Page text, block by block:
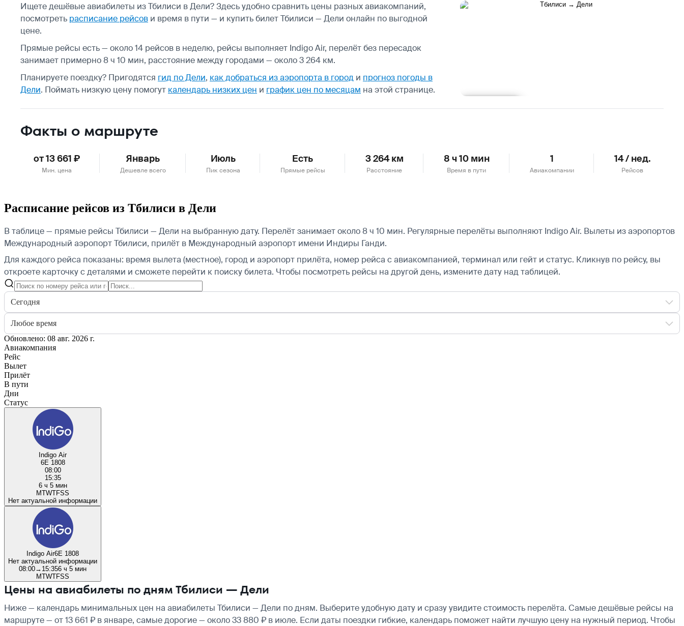
Ищете дешёвые авиабилеты из Тбилиси в Дели? Здесь удобно сравнить цены разных авиакомпаний,
посмотреть расписание рейсов и время в пути — и купить билет Тбилиси — Дели онлайн по выгодной
цене.
Прямые рейсы есть — около 14 рейсов в неделю, рейсы выполняет Indigo Air, перелёт без пересадок
занимает примерно 8 ч 10 мин, расстояние между городами — около 3 264 км.
Планируете поездку? Пригодятся гид по Дели, как добраться из аэропорта в город и прогноз погоды в
Дели. Поймать низкую цену помогут календарь низких цен и график цен по месяцам на этой странице.
Факты о маршруте
от 13 661 ₽
Мин. цена
Январь
Дешевле всего
Июль
Пик сезона
Есть
Прямые рейсы
3 264 км
Расстояние
8 ч 10 мин
Время в пути
1
Авиакомпании
14 / нед.
Рейсов
Расписание рейсов из Тбилиси в Дели
В таблице — прямые рейсы Тбилиси — Дели на выбранную дату. Перелёт занимает около 8 ч 10 мин. Регулярные перелёты выполняют Indigo Air. Вылеты из аэропортов
Международный аэропорт Тбилиси, прилёт в Международный аэропорт имени Индиры Ганди.
Для каждого рейса показаны: время вылета (местное), город и аэропорт прилёта, номер рейса с авиакомпанией, терминал или гейт и статус. Кликнув по рейсу, вы
откроете карточку с деталями и сможете перейти к поиску билета. Чтобы посмотреть рейсы на другой день, измените дату над таблицей.
Сегодня
Любое время
Обновлено: 08 авг. 2026 г.
Авиакомпания
Рейс
Вылет
Прилёт
В пути
Дни
Статус
Indigo Air
6E 1808
08:00
15:35
6 ч 5 мин
MTWTFSS
Нет актуальной информации
Indigo Air6E 1808
Нет актуальной информации
08:00→ 15:356 ч 5 мин
MTWTFSS
Цены на авиабилеты по дням Тбилиси — Дели
Ниже — календарь минимальных цен на авиабилеты Тбилиси — Дели по дням. Выберите удобную дату и сразу увидите стоимость перелёта. Самые дешёвые рейсы на
маршруте — от 13 661 ₽ в январе, самые дорогие — около 33 880 ₽ в июле. Если даты поездки гибкие, календарь поможет найти лучшую цену на нужный период. Чтобы